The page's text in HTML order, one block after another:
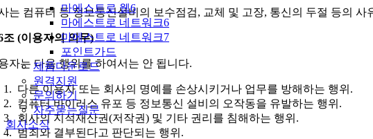
마에스트로 웹6
마에스트로 네트워크6
마에스트로 네트워크7
포인트가드
제품다운로드
원격지원
문의하기
자주묻는질문
회사소식
는 컴퓨터 등 정보통신설비의 보수점검, 교체 및 고장, 통신의 두절 등의
조 (이용자의 의무)
자는 다음 행위를 하여서는 안 됩니다.
다른 이용자 또는 회사의 명예를 손상시키거나 업무를 방해하는 행위.
컴퓨터 바이러스 유포 등 정보통신 설비의 오작동을 유발하는 행위.
회사의 지적재산권(저작권) 및 기타 권리를 침해하는 행위.
범죄와 결부된다고 판단되는 행위.